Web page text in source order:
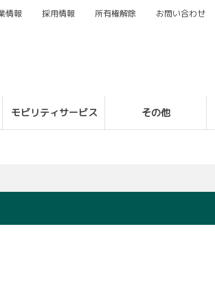
モビリティサービス その他
情報 採用情報 所有権解除 お問い合わせ